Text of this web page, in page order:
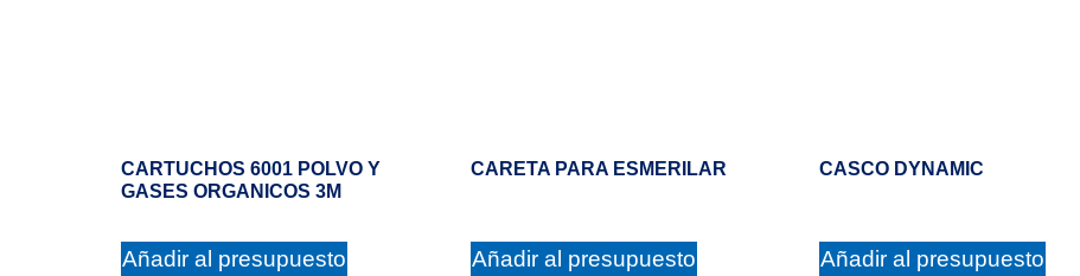
CARTUCHOS 6001 POLVO Y
GASES ORGANICOS 3M
Añadir al presupuesto
CARETA PARA ESMERILAR
Añadir al presupuesto
CASCO DYNAMIC
Añadir al presupuesto